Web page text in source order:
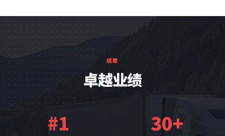
成果
卓越业绩
#1 30+